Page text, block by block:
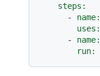
steps:
-
name:
uses:
-
name:
run: